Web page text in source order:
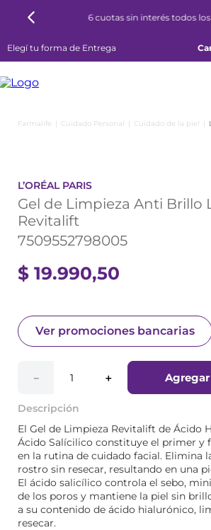
6 cuotas sin interés todos
Elegí tu forma de Entrega
Cuidado Personal Cuidado de la piel
L’ORÉAL PARIS
Gel de Limpieza Anti Brillo
Revitalift
7509552798005
$ 19.990,50
Ver promociones bancarias
＋
－
Descripción
El Gel de Limpieza Revitalift de Ácido
Ácido Salícilico constituye el primer y
en la rutina de cuidado facial. Elimina
rostro sin resecar, resultando en una
El ácido salicílico controla el sebo,
de los poros y mantiene la piel sin
a su contenido de ácido hialurónico,
resecar.